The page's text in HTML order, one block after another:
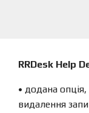
RRDesk Help
• додана
видалення